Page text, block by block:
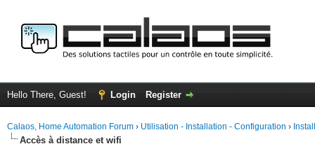
Hello There, Guest! Login Register
Calaos, Home Automation Forum › Utilisation - Installation - Configuration ›
Accès à distance et wifi